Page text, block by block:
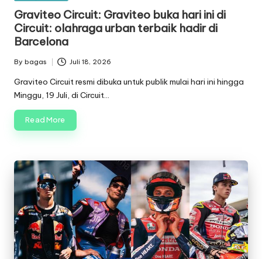
Graviteo Circuit: Graviteo buka hari ini di
Circuit: olahraga urban terbaik hadir di
Barcelona
Posted
by
By bagas Juli 18, 2026
Graviteo Circuit resmi dibuka untuk publik mulai hari ini hingga
Minggu, 19 Juli, di Circuit…
Read More